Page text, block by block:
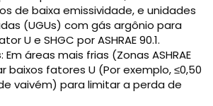
de baixa emissividade, e unidades
(UGUs) com gás argônio para
U e SHGC por ASHRAE 90.1.
: Em áreas mais frias (Zonas ASHRAE
baixos fatores U (Por exemplo, ≤0,50
vaivém) para limitar a perda de